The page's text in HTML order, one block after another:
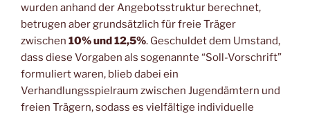
wurden anhand der Angebotsstruktur berechnet,
betrugen aber grundsätzlich für freie Träger
zwischen 10% und 12,5%. Geschuldet dem Umstand,
dass diese Vorgaben als sogenannte “Soll-Vorschrift”
formuliert waren, blieb dabei ein
Verhandlungsspielraum zwischen Jugendämtern und
freien Trägern, sodass es vielfältige individuelle